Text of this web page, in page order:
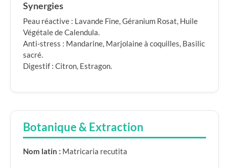
Synergies
Peau réactive : Lavande Fine, Géranium Rosat, Huile
Végétale de Calendula.
Anti-stress : Mandarine, Marjolaine à coquilles, Basilic
sacré.
Digestif : Citron, Estragon.
Botanique & Extraction
Nom latin : Matricaria recutita